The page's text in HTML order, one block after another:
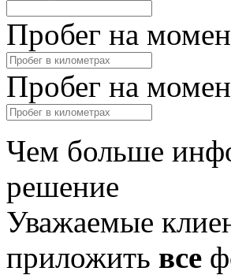
Пробег на
Пробег на
Чем больше
решение
Уважаемые
приложить все